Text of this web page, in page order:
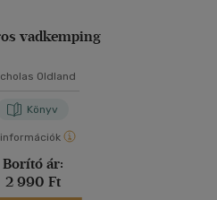
vadkemping
Oldland
Könyv
Borító ár:
2 990 Ft